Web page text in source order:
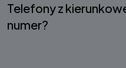
Telefony z
numer?